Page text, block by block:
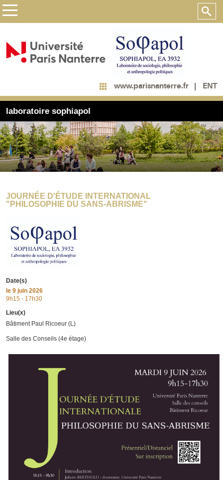
www.parisnanterre.fr ENT
laboratoire sophiapol
JOURNÉE D'ÉTUDE INTERNATIONAL
"PHILOSOPHIE DU SANS-ABRISME"
Date(s)
le 9 juin 2026
9h15 - 17h30
Lieu(x)
Bâtiment Paul Ricoeur (L)
Salle des Conseils (4e étage)